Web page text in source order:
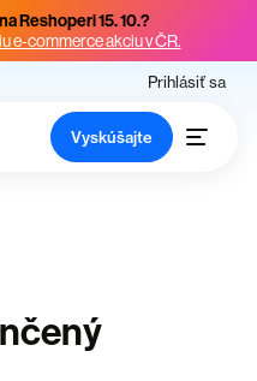
Reshoperi 15. 10.?
e-commerce akciu v ČR.
Prihlásiť sa
Vyskúšajte